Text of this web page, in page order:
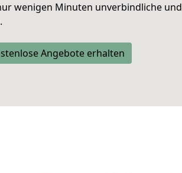
wenigen Minuten unverbindliche und
Angebote erhalten